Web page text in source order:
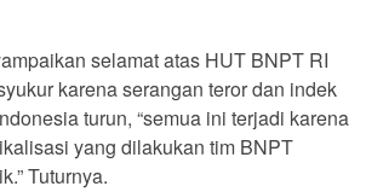
selamat atas HUT BNPT RI
karena serangan teror dan indek
turun, “semua ini terjadi karena
yang dilakukan tim BNPT
Tuturnya.